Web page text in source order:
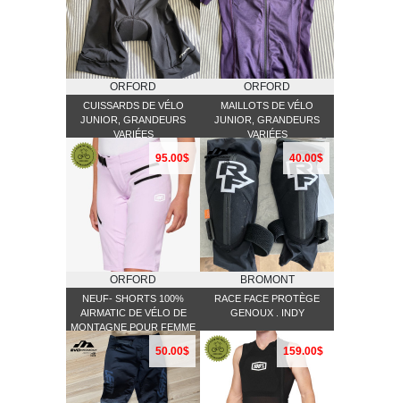
ORFORD
CUISSARDS DE VÉLO
JUNIOR, GRANDEURS
VARIÉES
ORFORD
MAILLOTS DE VÉLO
JUNIOR, GRANDEURS
VARIÉES
95.00$
ORFORD
NEUF- SHORTS 100%
AIRMATIC DE VÉLO DE
MONTAGNE POUR FEMME
GRANDEUR LARGE,
COULEUR LAVANDE
40.00$
BROMONT
RACE FACE PROTÈGE
GENOUX . INDY
50.00$ 159.00$